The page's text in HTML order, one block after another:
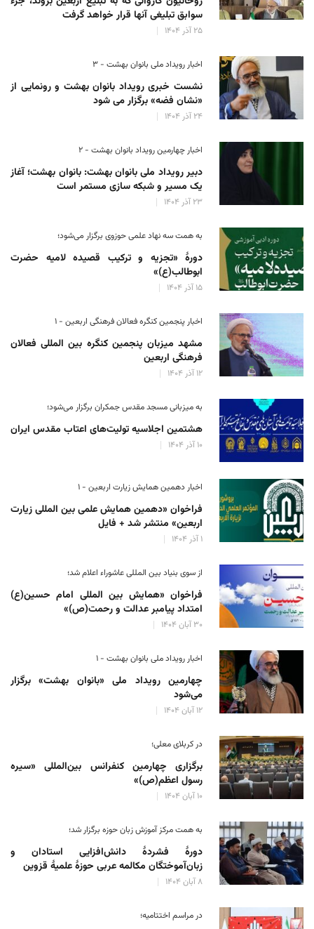
سوابق تبلیغی آنها قرار خواهد گرفت
۲۵ آذر ۱۴۰۴
اخبار رویداد ملی بانوان بهشت - ۳
نشست خبری رویداد بانوان بهشت و رونمایی از
«نشان فضه» برگزار می شود
۲۴ آذر ۱۴۰۴
اخبار چهارمین رویداد بانوان بهشت - ۲
دبیر رویداد ملی بانوان بهشت: بانوان بهشت؛ آغاز
یک مسیر و شبکه سازی مستمر است
۲۳ آذر ۱۴۰۴
به همت سه نهاد علمی حوزوی برگزار می‌شود؛
دورهٔ «تجزیه و ترکیب قصیده لامیه حضرت
ابوطالب(ع)»
۱۵ آذر ۱۴۰۴
اخبار پنجمین کنگره فعالان فرهنگی اربعین - ۱
مشهد میزبان پنجمین کنگره بین المللی فعالان
فرهنگی اربعین
۱۲ آذر ۱۴۰۴
به میزبانی مسجد مقدس جمکران برگزار می‌شود؛
هشتمین اجلاسیه تولیت‌های اعتاب مقدس ایران
۱۰ آذر ۱۴۰۴
اخبار دهمین همایش زیارت اربعین - ۱
فراخوان «دهمین همایش علمی بین المللی زیارت
اربعین» منتشر شد + فایل
۱ آذر ۱۴۰۴
از سوی بنیاد بین المللی عاشوراء اعلام شد؛
فراخوان «همایش بین المللی امام حسین(ع)
امتداد پیامبر عدالت و رحمت(ص)»
۳۰ آبان ۱۴۰۴
اخبار رویداد ملی بانوان بهشت - ۱
چهارمین رویداد ملی «بانوان بهشت» برگزار
می‌شود
۱۲ آبان ۱۴۰۴
در کربلای معلی؛
برگزاری چهارمین کنفرانس بین‌المللی «سیره
رسول اعظم(ص)»
۱۰ آبان ۱۴۰۴
به همت مرکز آموزش زبان حوزه‌ برگزار شد؛
دورهٔ فشردهٔ دانش‌افزایی استادان و
زبان‌آموختگان مکالمه عربی حوزهٔ علمیهٔ قزوین
۸ آبان ۱۴۰۴
در مراسم اختتامیه؛